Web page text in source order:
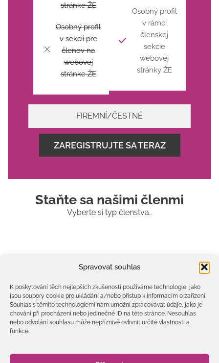
Spravovat souhlas
K poskytování těch nejlepších zkušeností používáme technologie, jako
jsou soubory cookie pro ukládání a/nebo přístup k informacím o zařízení.
Souhlas s těmito technologiemi nám umožní zpracovávat údaje, jako je
chování při procházení nebo jedinečné ID na této stránce. Nesouhlas
nebo odvolání souhlasu může nepříznivě ovlivnit určité vlastnosti a
funkce.
FIREMNÍ/ČESTNÉ
stránke ŽE
Osobný profil
v sekcii pre
členov na
webovej
stránke ŽE
Osobný profil
v rámci
členskej
sekcie
webovej
stránky ŽE
ZAREGISTRUJTE SA TERAZ
Staňte sa našimi členmi
Vyberte si typ členstva…
UNIQUE
Predajný formulár je vytvorený v systéme